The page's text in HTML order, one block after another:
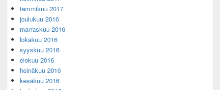
tammikuu 2017
joulukuu 2016
marraskuu 2016
lokakuu 2016
syyskuu 2016
elokuu 2016
heinäkuu 2016
kesäkuu 2016